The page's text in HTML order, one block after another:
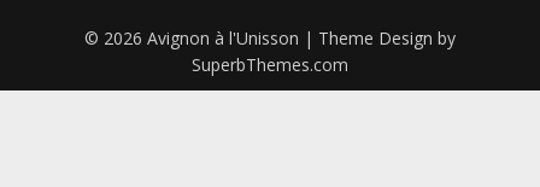
© 2026 Avignon à l'Unisson | Theme Design by
SuperbThemes.com